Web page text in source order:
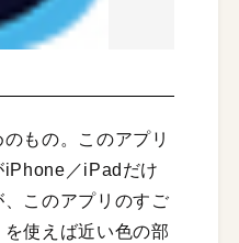
もの。このアプリ
iPhone／iPadだけ
このアプリのすご
使えば近い色の部